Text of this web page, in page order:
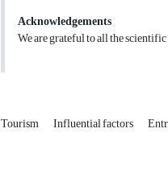
Acknowledgements
We are grateful to all the
Tourism Influential factors